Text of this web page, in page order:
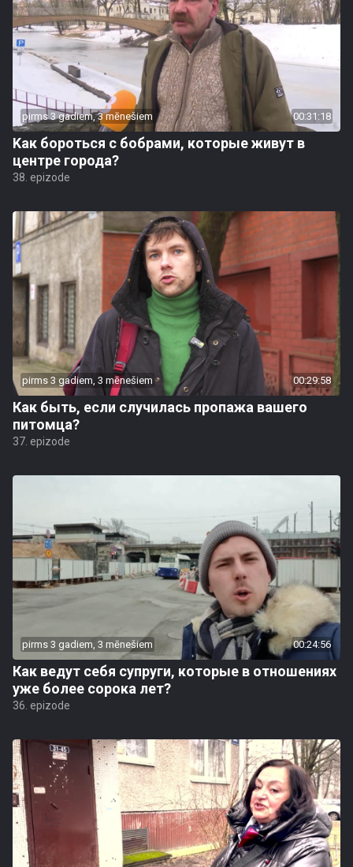
pirms 3 gadiem, 3 mēnešiem 00:31:18
Kак бороться с бобрами, которые живут в
центре города?
38. epizode
pirms 3 gadiem, 3 mēnešiem 00:29:58
Как быть, если случилась пропажа вашего
питомца?
37. epizode
pirms 3 gadiem, 3 mēnešiem 00:24:56
Как ведут себя супруги, которые в отношениях
уже более сорока лет?
36. epizode